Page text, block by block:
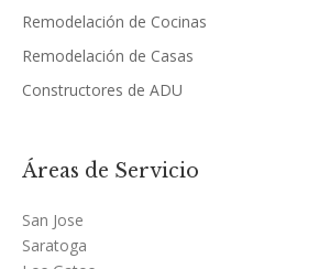
Remodelación de Cocinas
Remodelación de Casas
Constructores de ADU
Áreas de Servicio
San Jose
Saratoga